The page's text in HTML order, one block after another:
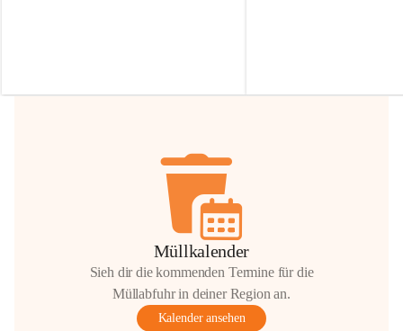
Hilfsbereitschaft!
Müllkalender
Sieh dir die kommenden Termine für die
Müllabfuhr in deiner Region an.
Kalender ansehen